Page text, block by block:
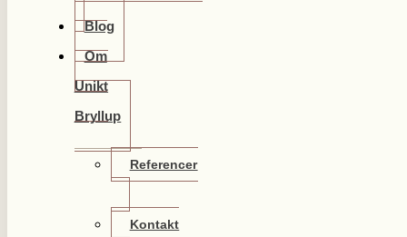
Blog
Om
Unikt
Bryllup
Referencer
Kontakt